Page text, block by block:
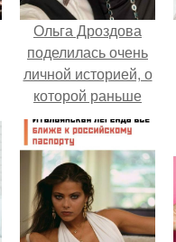
Ольга Дроздова
поделилась очень
личной историей, о
которой раньше
почти не говорила.